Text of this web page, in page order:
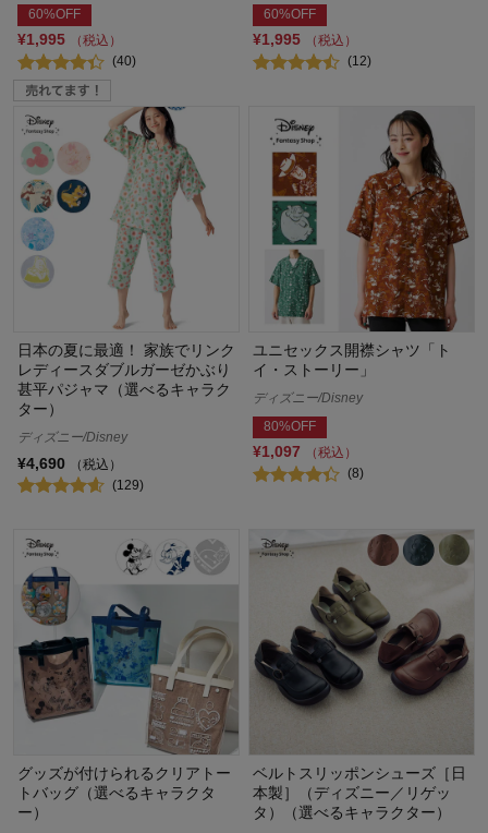
60%OFF
¥1,995
（税込）
(40)
60%OFF
¥1,995
（税込）
(12)
日本の夏に最適！ 家族でリンク
レディースダブルガーゼかぶり
甚平パジャマ（選べるキャラク
ター）
ディズニー/Disney
¥4,690
（税込）
(129)
ユニセックス開襟シャツ「ト
イ・ストーリー」
ディズニー/Disney
80%OFF
¥1,097
（税込）
(8)
グッズが付けられるクリアトー
トバッグ（選べるキャラクタ
ー）
ベルトスリッポンシューズ［日
本製］（ディズニー／リゲッ
タ）（選べるキャラクター）